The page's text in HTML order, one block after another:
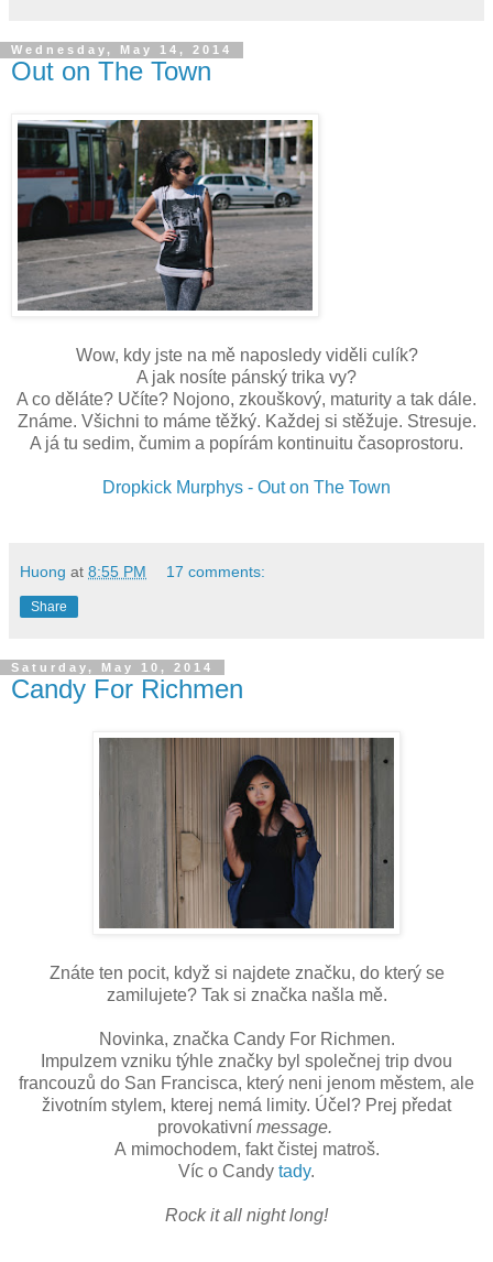
Wednesday, May 14, 2014
Out on The Town
Wow, kdy jste na mě naposledy viděli culík?
A jak nosíte pánský trika vy?
A co děláte? Učíte? Nojono, zkouškový, maturity a tak dále.
Známe. Všichni to máme těžký. Každej si stěžuje. Stresuje.
A já tu sedim, čumim a popírám kontinuitu časoprostoru.
Dropkick Murphys - Out on The Town
Huong at 8:55 PM 17 comments:
Share
Saturday, May 10, 2014
Candy For Richmen
Znáte ten pocit, když si najdete značku, do který se
zamilujete? Tak si značka našla mě.
Novinka, značka Candy For Richmen.
Impulzem vzniku týhle značky byl společnej trip dvou
francouzů do San Francisca, který neni jenom městem, ale
životním stylem, kterej nemá limity. Účel? Prej předat
provokativní message.
A mimochodem, fakt čistej matroš.
Víc o Candy tady.
Rock it all night long!